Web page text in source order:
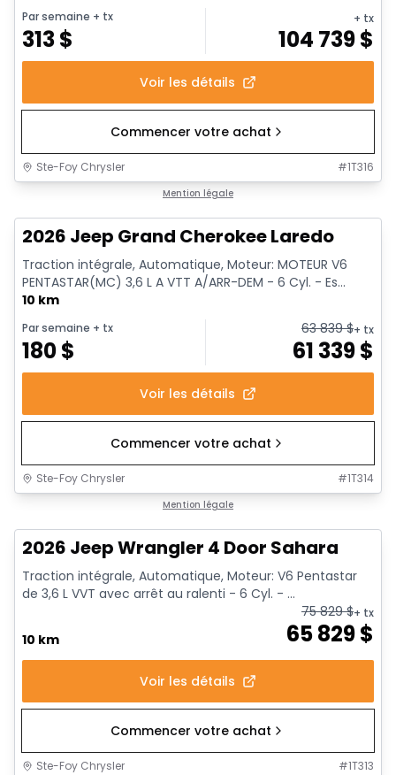
Par semaine + tx
313$
+ tx
104 739$
Voir les détails
Commencer votre achat
Ste-Foy Chrysler #1T316
Mention légale
2026 Jeep Grand Cherokee Laredo
Traction intégrale, Automatique, Moteur: MOTEUR V6
PENTASTAR(MC) 3,6 L A VTT A/ARR-DEM - 6 Cyl. - Es...
10 km
Par semaine + tx
180$
63 839$+ tx
61 339$
Voir les détails
Commencer votre achat
Ste-Foy Chrysler #1T314
Mention légale
2026 Jeep Wrangler 4 Door Sahara
Traction intégrale, Automatique, Moteur: V6 Pentastar
de 3,6 L VVT avec arrêt au ralenti - 6 Cyl. - ...
10 km 65 829$
75 829$+ tx
Voir les détails
Commencer votre achat
Ste-Foy Chrysler #1T313